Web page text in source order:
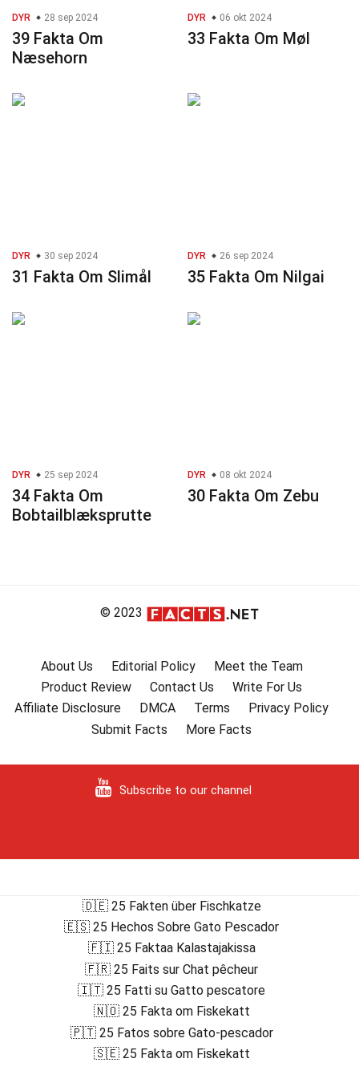
DYR 28 sep 2024
39 Fakta Om
Næsehorn
DYR 06 okt 2024
33 Fakta Om Møl
DYR 30 sep 2024
31 Fakta Om Slimål
DYR 26 sep 2024
35 Fakta Om Nilgai
DYR 25 sep 2024
34 Fakta Om
Bobtailblæksprutte
DYR 08 okt 2024
30 Fakta Om Zebu
© 2023
About Us Editorial Policy
Meet the Team
Product Review
Contact Us
Write For Us
Affiliate Disclosure
DMCA Terms
Privacy Policy
Submit Facts
More Facts
Subscribe to our channel
🇩🇪 25 Fakten über Fischkatze
🇪🇸 25 Hechos Sobre Gato Pescador
🇫🇮 25 Faktaa Kalastajakissa
🇫🇷 25 Faits sur Chat pêcheur
🇮🇹 25 Fatti su Gatto pescatore
🇳🇴 25 Fakta om Fiskekatt
🇵🇹 25 Fatos sobre Gato-pescador
🇸🇪 25 Fakta om Fiskekatt